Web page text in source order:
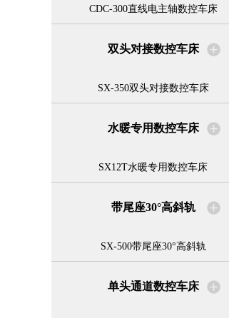
CDC-300直线电主轴数控车床
双头对接数控车床
SX-350双头对接数控车床
水暖专用数控车床
SX12T水暖专用数控车床
带尾座30°高斜轨
SX-500带尾座30°高斜轨
单头通道数控车床